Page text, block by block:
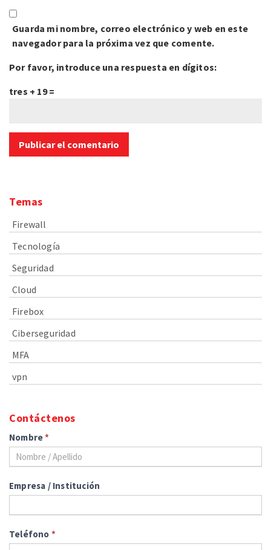
Guarda mi nombre, correo electrónico y web en este
navegador para la próxima vez que comente.
Por favor, introduce una respuesta en dígitos:
tres + 19 =
Temas
Firewall
Tecnología
Seguridad
Cloud
Firebox
Ciberseguridad
MFA
vpn
Contáctenos
Nombre*
Empresa / Institución
Teléfono *